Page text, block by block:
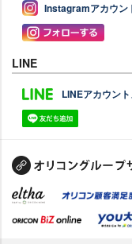
Instagramアカウン
LINE
LINEアカウン